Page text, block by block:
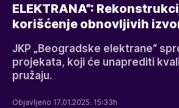
ELEKTRANA”:
korišćenje obnovljivih
JKP „Beogradske elektrane“
projekata, koji će unaprediti
pružaju.
Objavljeno 17.01.2025. 15:33h